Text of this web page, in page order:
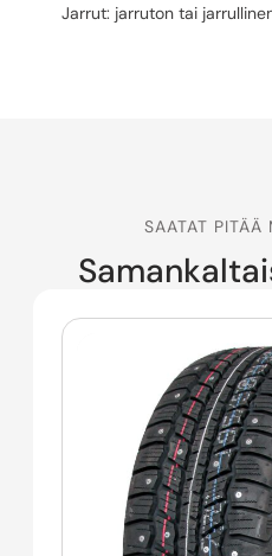
Jarrut: jarruton tai
SAATAT PITÄÄ